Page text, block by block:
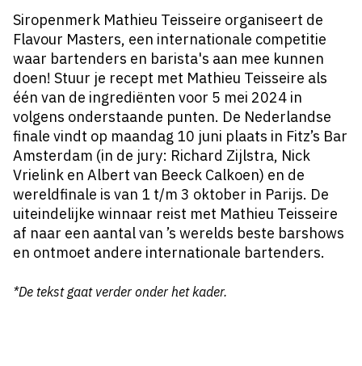
Siropenmerk Mathieu Teisseire organiseert de
Flavour Masters, een internationale competitie
waar bartenders en barista's aan mee kunnen
doen! Stuur je recept met Mathieu Teisseire als
één van de ingrediënten voor 5 mei 2024 in
volgens onderstaande punten. De Nederlandse
finale vindt op maandag 10 juni plaats in Fitz’s Bar
Amsterdam (in de jury: Richard Zijlstra, Nick
Vrielink en Albert van Beeck Calkoen) en de
wereldfinale is van 1 t/m 3 oktober in Parijs. De
uiteindelijke winnaar reist met Mathieu Teisseire
af naar een aantal van ’s werelds beste barshows
en ontmoet andere internationale bartenders.
*De tekst gaat verder onder het kader.